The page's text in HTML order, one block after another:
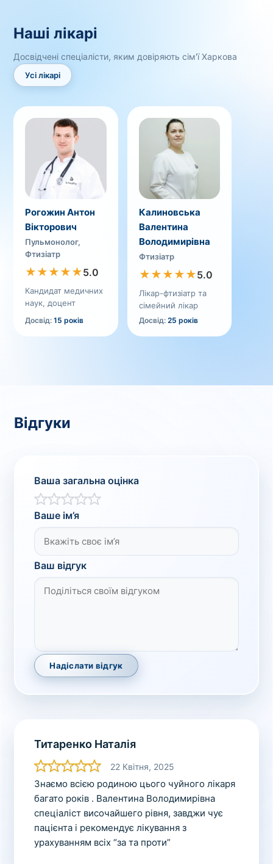
Наші лікарі
Досвідчені спеціалісти, яким довіряють сім'ї Харкова
Усі лікарі
Рогожин Антон
Вікторович
Пульмонолог,
Фтизіатр
★★★★★5.0
Кандидат медичних
наук, доцент
Досвід:15 років
Калиновська
Валентина
Володимирівна
Фтизіатр
★★★★★5.0
Лікар-фтизіатр та
сімейний лікар
Досвід: 25 років
Відгуки
Ваша загальна оцінка
Ваше ім’я
Ваш відгук
Надіслати відгук
Титаренко Наталія
22 Квітня, 2025
Знаємо всією родиною цього чуйного лікаря
багато років . Валентина Володимирівна
спеціаліст височайшего рівня, завджи чує
пацієнта і рекомендує лікування з
урахуванням всіх “за та проти”